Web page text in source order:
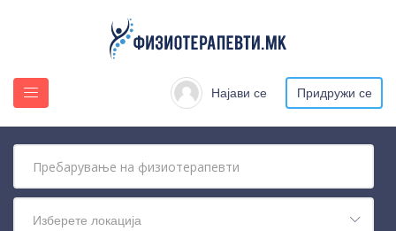
Најави се Придружи се
Изберете локација